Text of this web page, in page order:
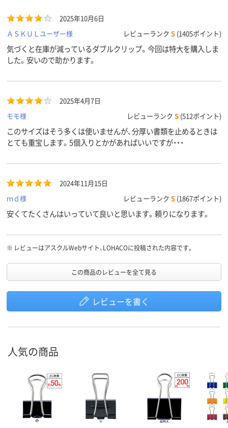
2025年10月6日
ＡＳＫＵＬユーザー様
レビューランク S (1405ポイント)
気づくと在庫が減っているダブルクリップ。今回は特大を購入しま
した。安いので助かります。
2025年4月7日
モモ様
レビューランク S (512ポイント)
このサイズはそう多くは使いませんが、分厚い書類を止めるときは
とても重宝します。5個入りとかがあればいいですが・・・
2024年11月15日
ｍｄ様
レビューランク S (1867ポイント)
安くてたくさんはいっていて良いと思います。頼りになります。
※ レビューはアスクルWebサイト、LOHACOに投稿された内容です。
この商品のレビューを全て見る
レビューを書く
人気の商品